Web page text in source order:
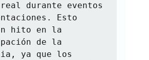
durante eventos
Esto
hito en la
de la
ya que los